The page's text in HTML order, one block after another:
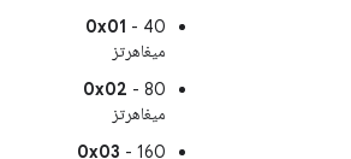
0x01 - 40
ميغاهرتز
0x02 - 80
ميغاهرتز
0x03 - 160